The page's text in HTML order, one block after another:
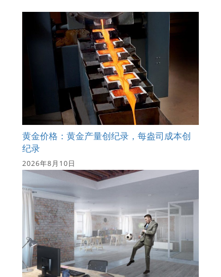
黄金价格：黄金产量创纪录，每盎司成本创
纪录
2026年8月10日